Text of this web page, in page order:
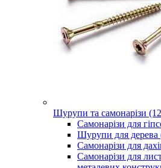
Шурупи та самонарізи
Самонарізи для
Шурупи для дерева
Самонарізи для
Самонарізи для